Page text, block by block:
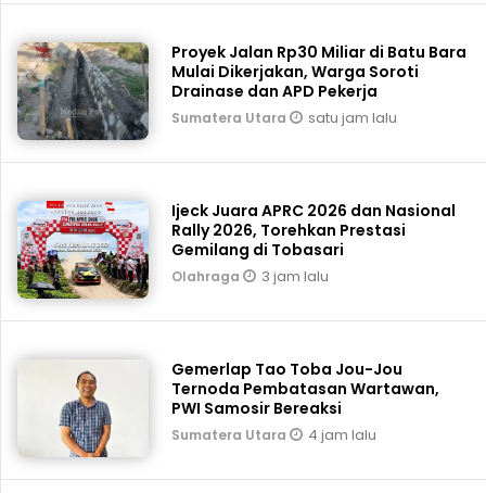
Proyek Jalan Rp30 Miliar di Batu Bara
Mulai Dikerjakan, Warga Soroti
Drainase dan APD Pekerja
Sumatera Utara satu jam lalu
Ijeck Juara APRC 2026 dan Nasional
Rally 2026, Torehkan Prestasi
Gemilang di Tobasari
Olahraga 3 jam lalu
Gemerlap Tao Toba Jou-Jou
Ternoda Pembatasan Wartawan,
PWI Samosir Bereaksi
Sumatera Utara 4 jam lalu